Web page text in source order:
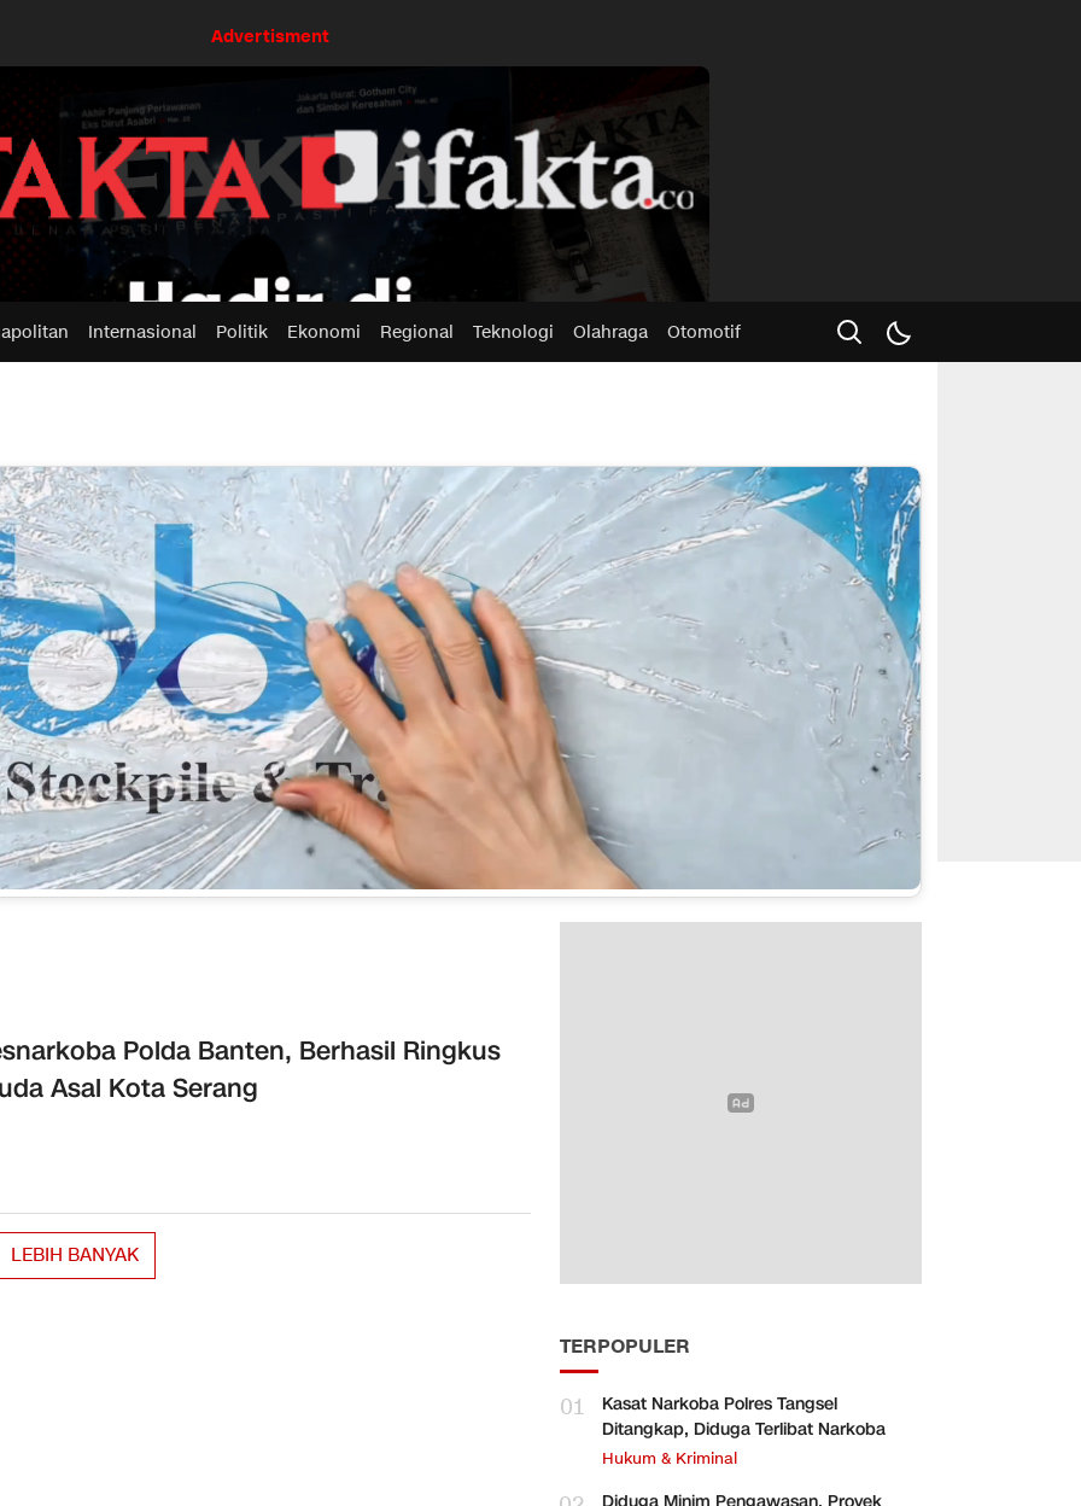
Advertisment
Internasional Politik Ekonomi Regional Teknologi Olahraga Otomotif
Polda Banten, Berhasil Ringkus
Asal Kota Serang
LEBIH BANYAK
TERPOPULER
01
Kasat Narkoba Polres Tangsel
Ditangkap, Diduga Terlibat Narkoba
Hukum & Kriminal